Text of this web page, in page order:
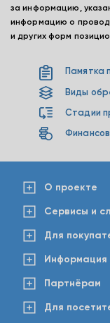
за информацию,
информацию о
и других форм
Памятка
Виды
Стадии
О проекте
Сервисы и
Для
Информация
Партнёрам
Для